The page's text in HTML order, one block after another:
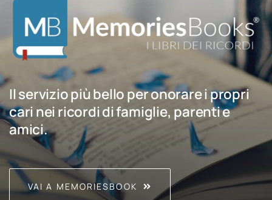
Il servizio più bello per onorare i propri
cari nei ricordi di famiglie, parenti e
amici.
VAI A MEMORIESBOOK